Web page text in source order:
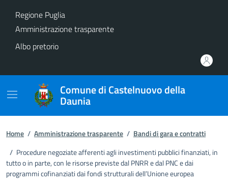
Regione Puglia
Amministrazione trasparente
Albo pretorio
Comune di Castelnuovo della
Daunia
Home / Amministrazione trasparente / Bandi di gara e contratti
/ Procedure negoziate afferenti agli investimenti pubblici finanziati, in
tutto o in parte, con le risorse previste dal PNRR e dal PNC e dai
programmi cofinanziati dai fondi strutturali dell’Unione europea